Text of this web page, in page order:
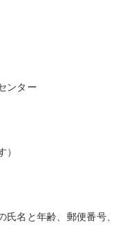
ンター
名と年齢、郵便番号、